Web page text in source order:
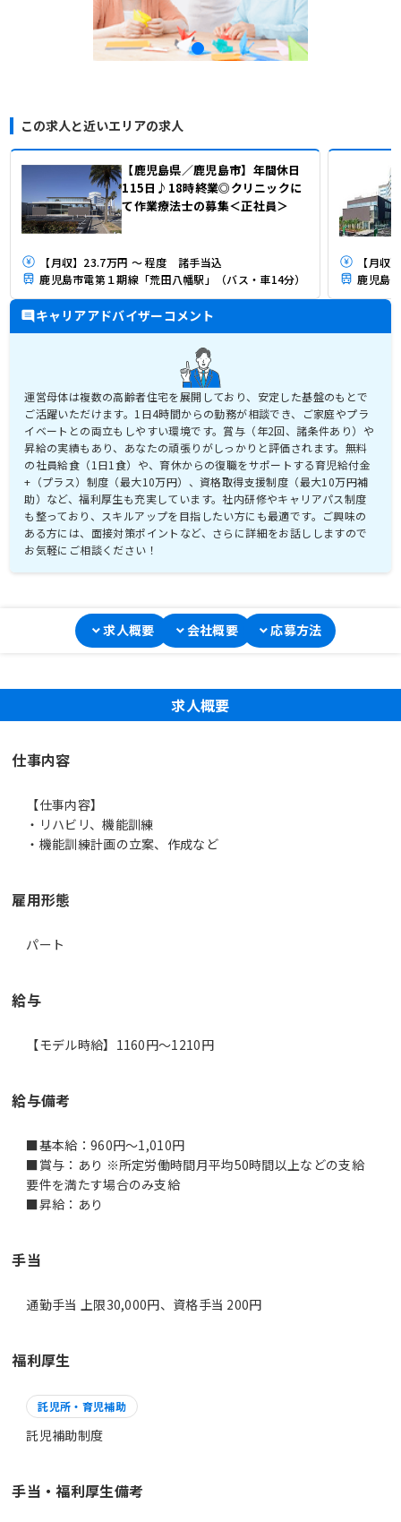
この求人と近いエリアの求人
【鹿児島県／鹿児島市】年間休日
115日♪18時終業◎クリニックに
て作業療法士の募集＜正社員＞
【月収】23.7万円 ～ 程度 諸手当込
鹿児島市電第１期線「荒田八幡駅」（バス・車14分）
【月収
鹿児島
キャリアアドバイザーコメント
運営母体は複数の高齢者住宅を展開しており、安定した基盤のもとで
ご活躍いただけます。1日4時間からの勤務が相談でき、ご家庭やプラ
イベートとの両立もしやすい環境です。賞与（年2回、諸条件あり）や
昇給の実績もあり、あなたの頑張りがしっかりと評価されます。無料
の社員給食（1日1食）や、育休からの復職をサポートする育児給付金
+（プラス）制度（最大10万円）、資格取得支援制度（最大10万円補
助）など、福利厚生も充実しています。社内研修やキャリアパス制度
も整っており、スキルアップを目指したい方にも最適です。ご興味の
ある方には、面接対策ポイントなど、さらに詳細をお話ししますので
お気軽にご相談ください！
求人概要 会社概要 応募方法
求人概要
仕事内容
【仕事内容】
・リハビリ、機能訓練
・機能訓練計画の立案、作成など
雇用形態
パート
給与
【モデル時給】1160円〜1210円
給与備考
■基本給：960円～1,010円
■賞与：あり ※所定労働時間月平均50時間以上などの支給
要件を満たす場合のみ支給
■昇給：あり
手当
通勤手当 上限30,000円、資格手当 200円
福利厚生
託児所・育児補助
託児補助制度
手当・福利厚生備考